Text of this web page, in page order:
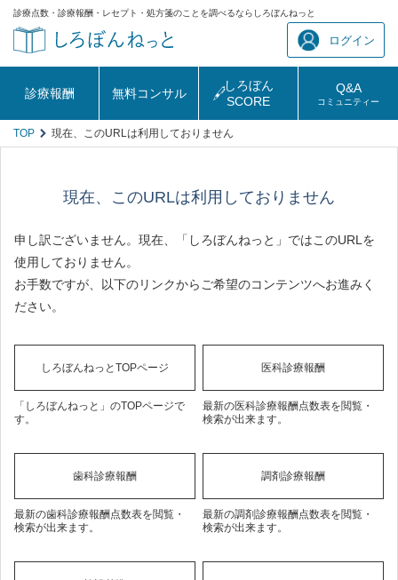
診療点数・診療報酬・レセプト・処方箋のことを調べるならしろぼんねっと
ログイン
診療報酬 無料コンサル
しろぼん
SCORE
Q&A
コミュニティー
TOP 現在、このURLは利用しておりません
現在、このURLは利用しておりません
申し訳ございません。現在、「しろぼんねっと」ではこのURLを
使用しておりません。
お手数ですが、以下のリンクからご希望のコンテンツへお進みく
ださい。
しろぼんねっとTOPページ
「しろぼんねっと」のTOPページで
す。
医科診療報酬
最新の医科診療報酬点数表を閲覧・
検索が出来ます。
歯科診療報酬
最新の歯科診療報酬点数表を閲覧・
検索が出来ます。
調剤診療報酬
最新の調剤診療報酬点数表を閲覧・
検索が出来ます。